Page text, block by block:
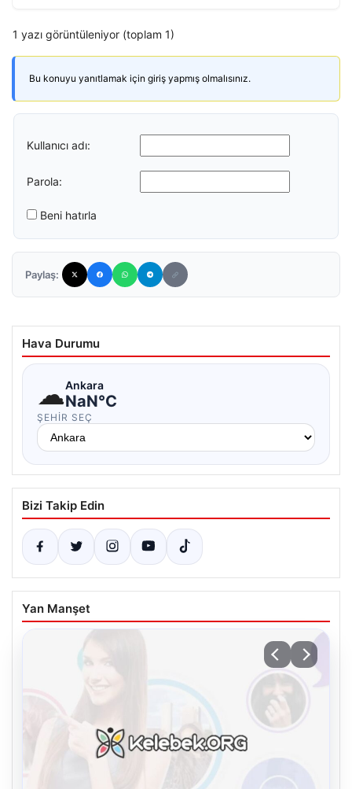
1 yazı görüntüleniyor (toplam 1)
Bu konuyu yanıtlamak için giriş yapmış olmalısınız.
Kullanıcı adı:
Parola:
Beni hatırla
Paylaş:
Hava Durumu
☁Ankara
NaN°C
ŞEHIR SEÇ
Bizi Takip Edin
Yan Manşet